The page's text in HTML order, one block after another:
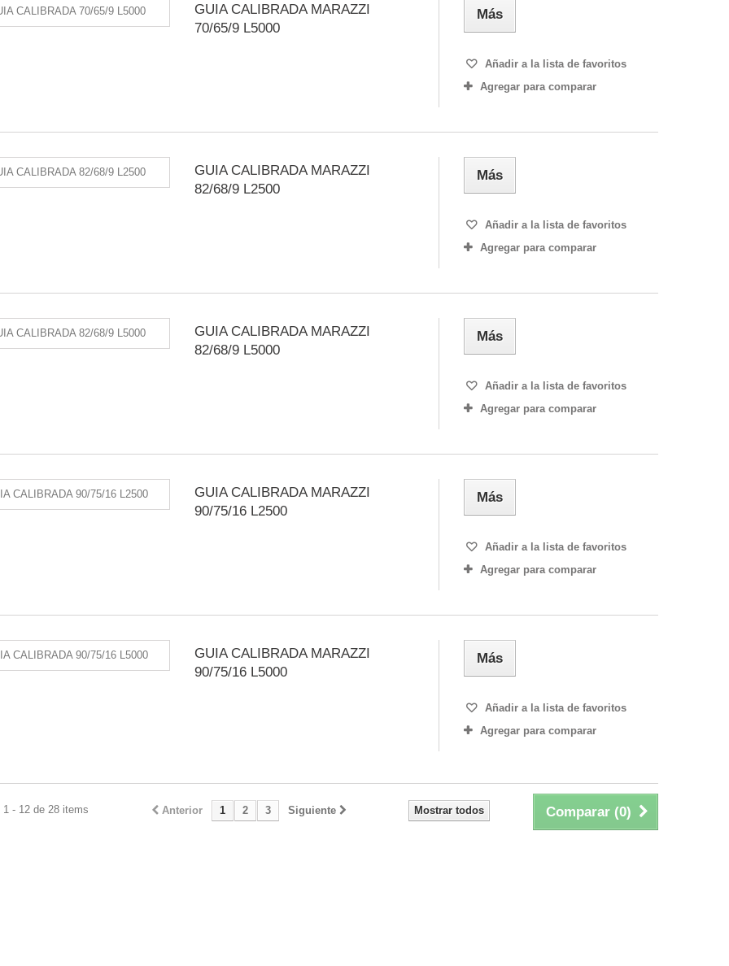
GUIA CALIBRADA MARAZZI
70/65/9 L5000
Más
Añadir a la lista de favoritos
Agregar para comparar
GUIA CALIBRADA MARAZZI
82/68/9 L2500
Más
Añadir a la lista de favoritos
Agregar para comparar
GUIA CALIBRADA MARAZZI
82/68/9 L5000
Más
Añadir a la lista de favoritos
Agregar para comparar
GUIA CALIBRADA MARAZZI
90/75/16 L2500
Más
Añadir a la lista de favoritos
Agregar para comparar
GUIA CALIBRADA MARAZZI
90/75/16 L5000
Más
Añadir a la lista de favoritos
Agregar para comparar
Comparar (0)
Mostrar todos
Anterior 1 2 3 Siguiente
1 - 12 de 28 items